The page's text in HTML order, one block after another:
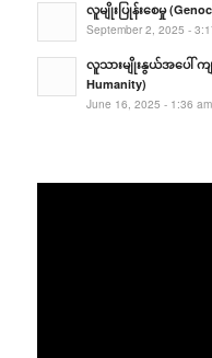
လူမျိုးပြုန်းစေမှု
September 2, 2025 -
လူသားမျိုးနွယ်အပေါ် က
Humanity)
June 16, 2025 - 1:36 am